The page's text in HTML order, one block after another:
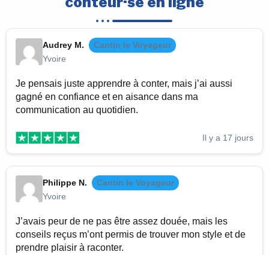
Audrey M.
Cantin le Voyageur
Yvoire
Je pensais juste apprendre à conter, mais j’ai aussi
gagné en confiance et en aisance dans ma
communication au quotidien.
Il y a 17 jours
Philippe N.
Cantin le Voyageur
Yvoire
J’avais peur de ne pas être assez douée, mais les
conseils reçus m’ont permis de trouver mon style et de
prendre plaisir à raconter.